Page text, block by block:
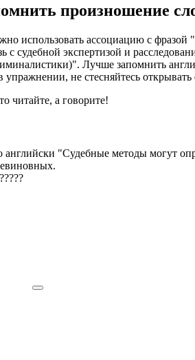
произношение
использовать ассоциацию с
с судебной экспертизой и
Лучше запомнить
упражнении, не стесняйтесь
читайте, а говорите!
английски "Судебные методы могут
?????